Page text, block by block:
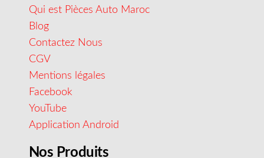
Qui est Pièces Auto Maroc
Blog
Contactez Nous
CGV
Mentions légales
Facebook
YouTube
Application Android
Nos Produits